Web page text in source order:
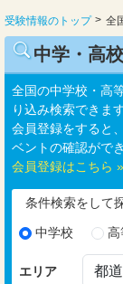
受験情報のトップ 全
中学・高
全国の中学校・高
り込み検索できます
会員登録をすると
ベントの確認がで
会員登録はこちら »
条件検索をして
中学校 高
エリア